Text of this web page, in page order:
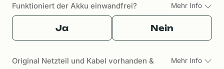
Funktioniert der Akku einwandfrei? Mehr Info
Ja Nein
Original Netzteil und Kabel vorhanden &
Mehr Info